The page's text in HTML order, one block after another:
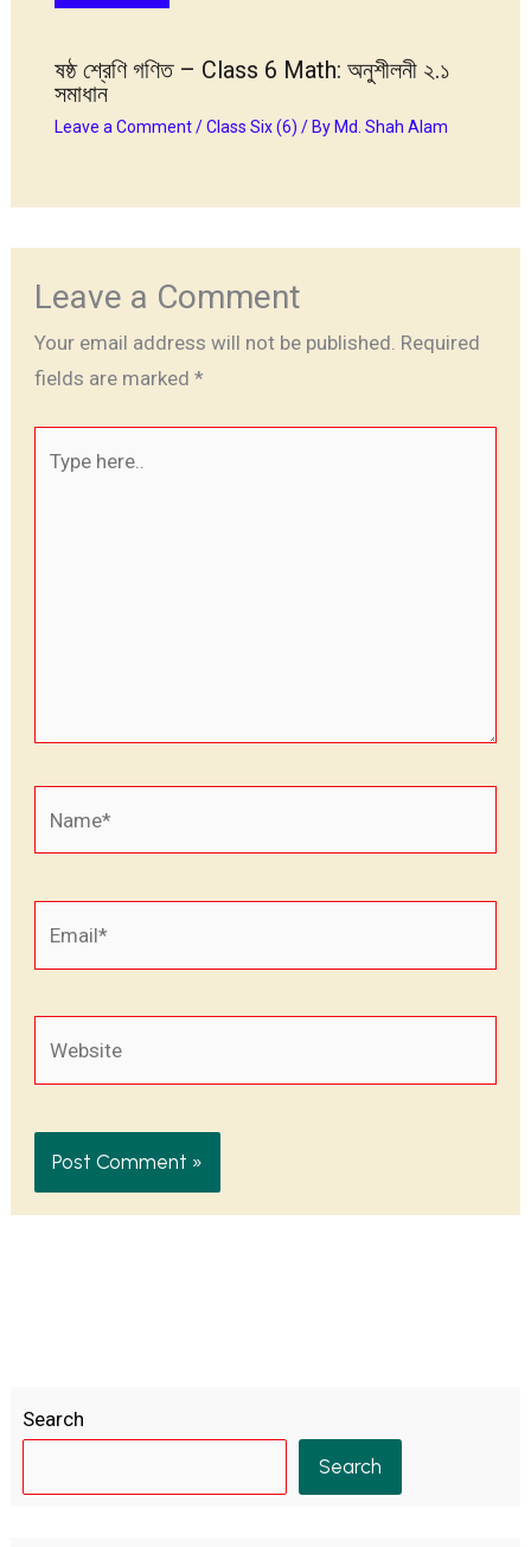
ষষ্ঠ শ্রেণি গণিত – Class 6 Math: অনুশীলনী ২.১
সমাধান
Leave a Comment /Class Six (6) / By Md. Shah Alam
Leave a Comment
Your email address will not be published. Required
fields are marked *
here..
Search
Search